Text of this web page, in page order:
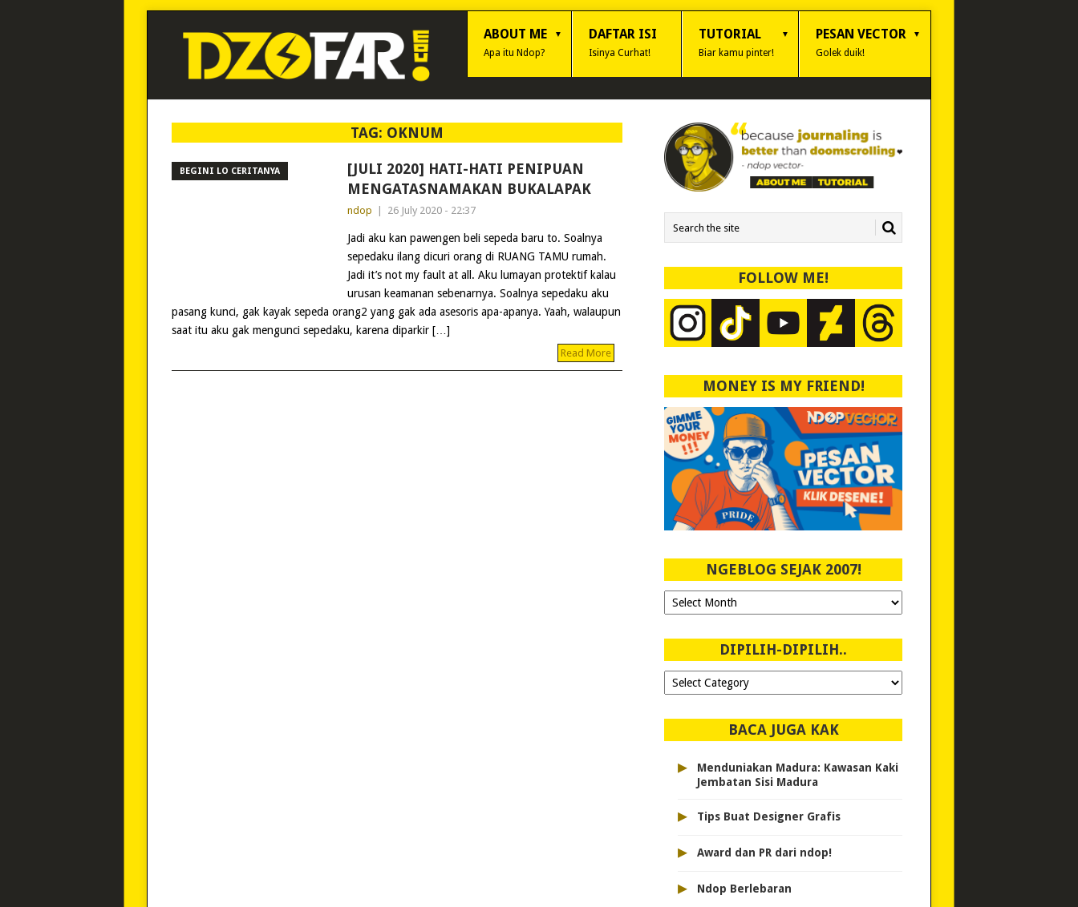
ABOUT ME
Apa itu Ndop?
DAFTAR ISI
Isinya Curhat!
TUTORIAL
Biar kamu pinter!
PESAN VECTOR
Golek duik!
TAG: OKNUM
BEGINI LO CERITANYA
[JULI 2020] HATI-HATI PENIPUAN
MENGATASNAMAKAN BUKALAPAK
ndop 26 July 2020 - 22:37
Jadi aku kan pawengen beli sepeda baru to. Soalnya
sepedaku ilang dicuri orang di RUANG TAMU rumah.
Jadi it’s not my fault at all. Aku lumayan protektif kalau
urusan keamanan sebenarnya. Soalnya sepedaku aku
pasang kunci, gak kayak sepeda orang2 yang gak ada asesoris apa-apanya. Yaah, walaupun
saat itu aku gak mengunci sepedaku, karena diparkir […]
Read More
FOLLOW ME!
MONEY IS MY FRIEND!
NGEBLOG SEJAK 2007!
Ngeblog
Sejak
DIPILIH-DIPILIH..
Dipilih-
dipilih..
BACA JUGA KAK
▸
Menduniakan Madura: Kawasan Kaki
Jembatan Sisi Madura
▸ Tips Buat Designer Grafis
▸ Award dan PR dari ndop!
▸ Ndop Berlebaran